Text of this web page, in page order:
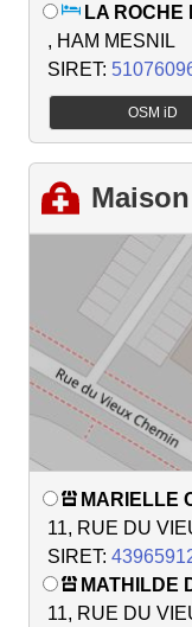
LA ROCHE
, HAM MESNIL
SIRET:
OSM iD
MARIELLE
11, RUE DU
SIRET:
MATHILDE
11, RUE DU